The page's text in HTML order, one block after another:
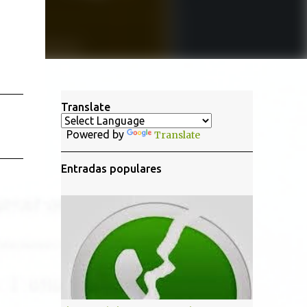
Translate
Powered by Translate
Entradas populares